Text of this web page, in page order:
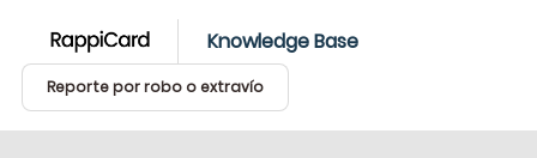
Knowledge Base
Reporte por robo o extravío